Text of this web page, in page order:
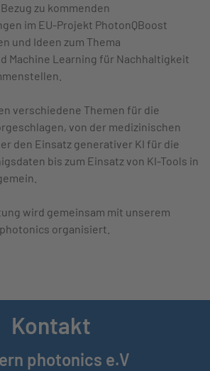
zu kommenden
im EU-Projekt PhotonQBoost
und Ideen zum Thema
Machine Learning für Nachhaltigkeit
verschiedene Themen für die
von der medizinischen
den Einsatz generativer KI für die
bis zum Einsatz von KI-Tools in
wird gemeinsam mit unserem
organisiert.
Kontakt
photonics e.V